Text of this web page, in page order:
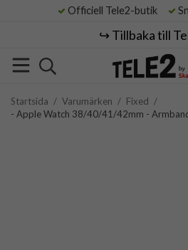
Officiell Tele2-butik
↪️ Tillbaka till
Startsida / Varumärken / Fixed /
- Apple Watch 38/40/41/42mm -